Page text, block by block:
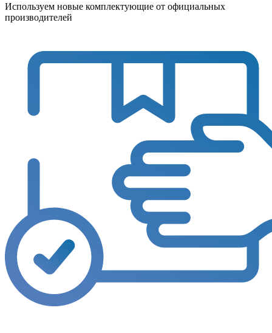
Используем новые комплектующие от официальных
производителей